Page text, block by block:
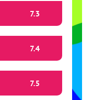
7.3
7.4
7.5